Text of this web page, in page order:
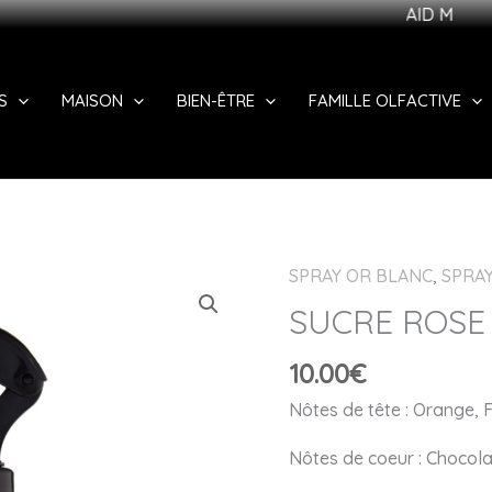
AID MUBAARAK !
MAISON BIEN-ÊTRE FAMILLE OLFACTIVE
SPRAY OR BLANC,
SUCRE
10.00€
Nôtes de tête : Orange,
Nôtes de coeur :